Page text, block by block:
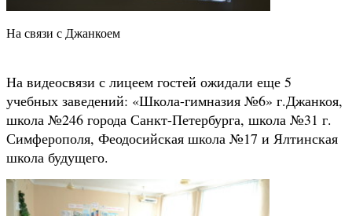
На связи с Джанкоем
На видеосвязи с лицеем гостей ожидали еще 5
учебных заведений: «Школа-гимназия №6» г.Джанкоя,
школа №246 города Санкт-Петербурга, школа №31 г.
Симферополя, Феодосийская школа №17 и Ялтинская
школа будущего.